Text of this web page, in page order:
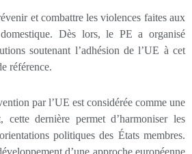
et combattre les violences faites aux
Dès lors, le PE a organisé
soutenant l’adhésion de l’UE à cet
référence.
par l’UE est considérée comme une
dernière permet d’harmoniser les
politiques des États membres.
d’une approche européenne